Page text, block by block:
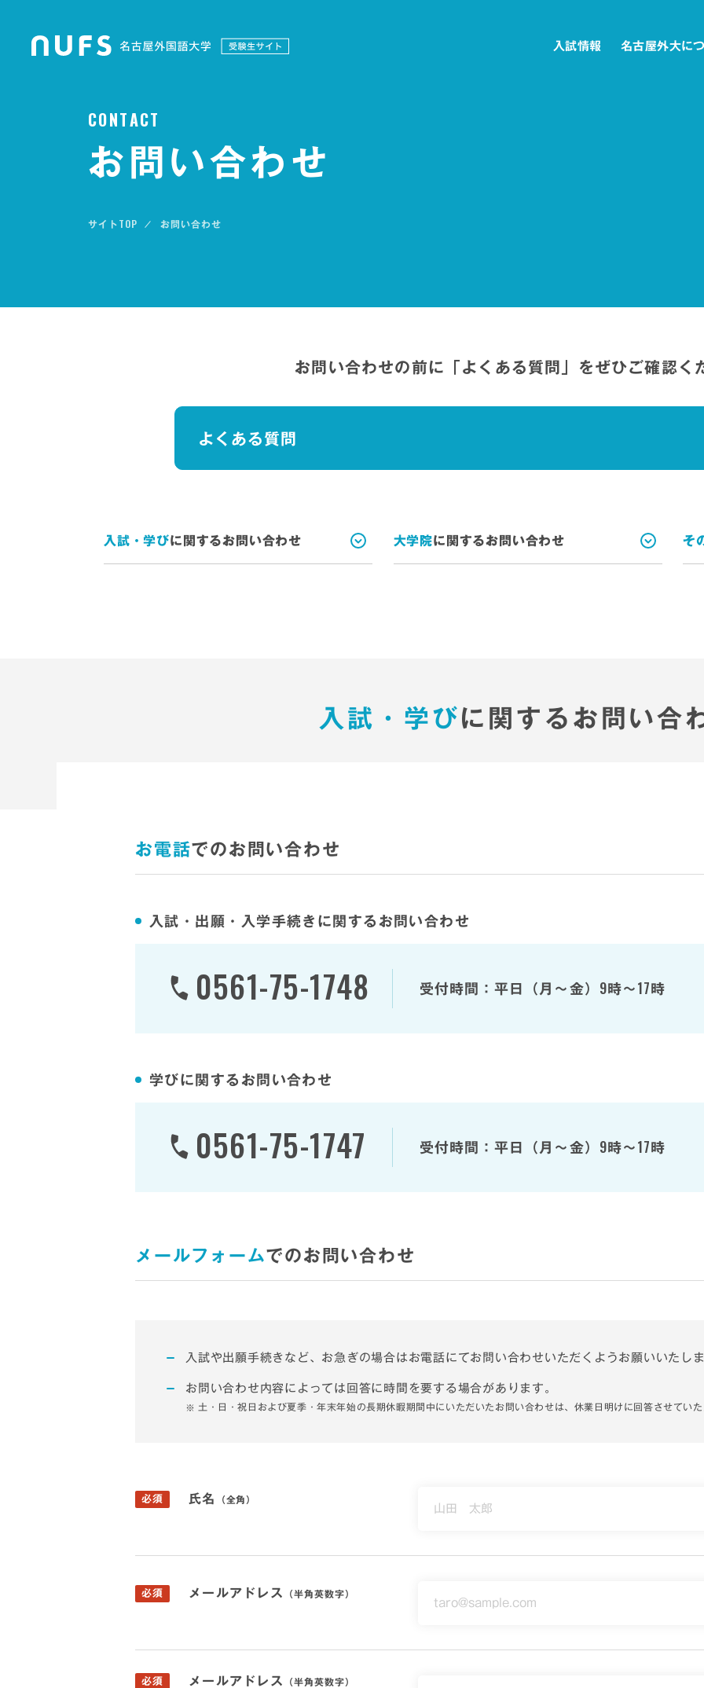
入試情報 名古屋外大に
CONTACT
お問い合わせ
サイト TOP お問い合わせ
お問い合わせの前に 「よくある質問」を ぜひご確認く
よくある質問
入試・学びに関するお問い合わせ 大学院に関するお問い合わせ そ
入試・学び に関する お問い合
お電話でのお問い合わせ
入試・出願・入学手続きに関するお問い合わせ
0561-75-1748 受付時間：平日（月～金） 9時～ 17時
学びに関するお問い合わせ
0561-75-1747 受付時間：平日（月～金） 9時～ 17時
メールフォームでのお問い合わせ
入試や出願手続きなど、お急ぎの場合はお電話にてお問い合わせいただくようお願いいたし
お問い合わせ内容によっては回答に時間を要する場合があります。
土・日・祝日および夏季・年末年始の長期休暇期間中にいただいたお問い合わせは、休業日明けに回答させてい
必須 氏名 （全角）
必須 メールアドレス （半角英数字）
必須 メールアドレス （半角英数字）